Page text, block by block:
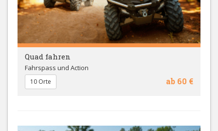
Quad fahren
Fahrspass und Action
ab 60 €
10 Orte